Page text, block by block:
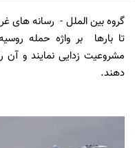
گروه بین الملل - رسانه های
تا بارها بر واژه حمله
مشروعیت زدایی نمایند و آن
دهند.